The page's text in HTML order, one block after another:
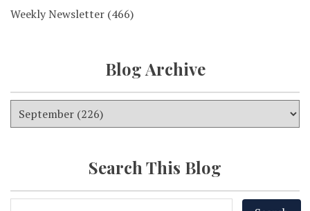
Weekly Newsletter (466)
Blog Archive
Search This Blog